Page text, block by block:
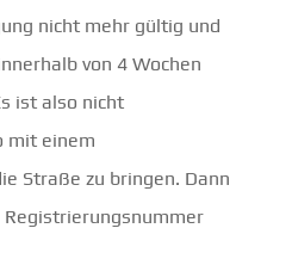
nicht mehr gültig und
von 4 Wochen
ist also nicht
mit einem
Straße zu bringen. Dann
Registrierungsnummer